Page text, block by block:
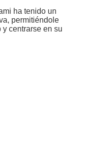
ha tenido un
permitiéndole
centrarse en su